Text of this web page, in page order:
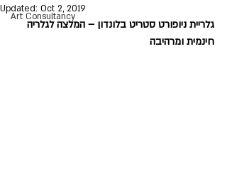
Art Consultancy
Updated: Oct 2, 2019
גלריית ניופורט סטריט בלונדון – המלצה לגלריה
חינמית ומרהיבה